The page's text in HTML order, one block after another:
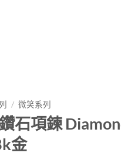
/ 微笑系列
石項鍊
金